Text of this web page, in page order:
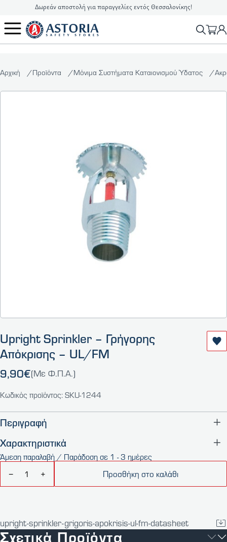
Δωρεάν αποστολή για παραγγελίες εντός Θεσσαλονίκης!
2310 90 16 16 info@astoriasafetystores.gr
Αρχική Προϊόντα Μόνιμα Συστήματα Καταιονισμού Ύδατος
Upright Sprinkler – Γρήγορης
Απόκρισης – UL/FM
9,90€(Με Φ.Π.Α.)
Κωδικός προϊόντος: SKU-1244
Περιγραφή
Χαρακτηριστικά
Άμεση παραλαβή / Παράδοση σε 1 - 3 ημέρες
−
+ Προσθήκη στο καλάθι
upright-sprinkler-grigoris-apokrisis-ul-fm-datasheet
Σχετικά Προϊόντα